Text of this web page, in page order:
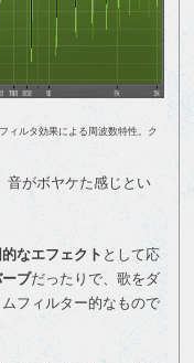
ィルタ効果による周波数特性。ク
音がボヤケた感じとい
なエフェクト として応
ブだったりで、歌をダ
フィルター的なもので